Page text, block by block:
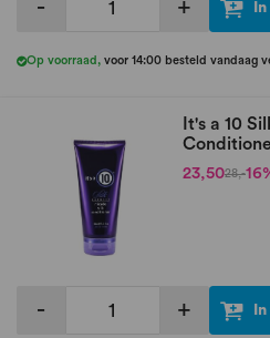
- +
Op voorraad , voor 14:00 besteld vandaag
It's a 10
23,5028,-
- +